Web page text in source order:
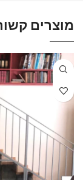
מוצרים